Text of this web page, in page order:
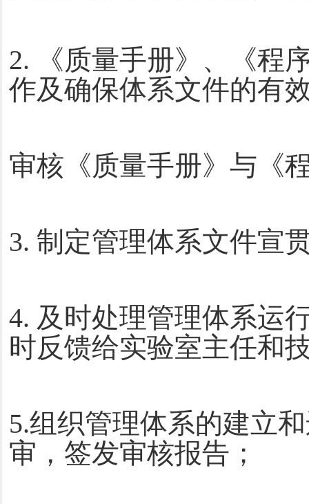
2. 《质量手册》、《程
作及确保体系文件的有
审核《质量手册》与《
3. 制定管理体系文件宣
4. 及时处理管理体系运
时反馈给实验室主任和
5.组织管理体系的建立
审，签发审核报告；